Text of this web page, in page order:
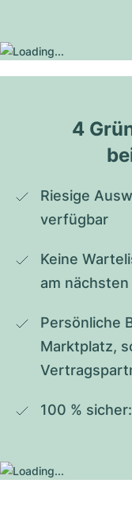
4
Riesige
verfügbar
Keine
am
Persönliche
Marktplatz,
100 %